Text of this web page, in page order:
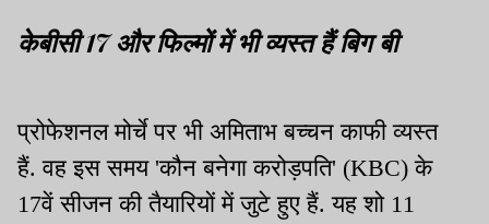
केबीसी 17 और फिल्मों में भी व्यस्त हैं बिग बी
प्रोफेशनल मोर्चे पर भी अमिताभ बच्चन काफी व्यस्त
हैं. वह इस समय 'कौन बनेगा करोड़पति' (KBC) के
17वें सीजन की तैयारियों में जुटे हुए हैं. यह शो 11